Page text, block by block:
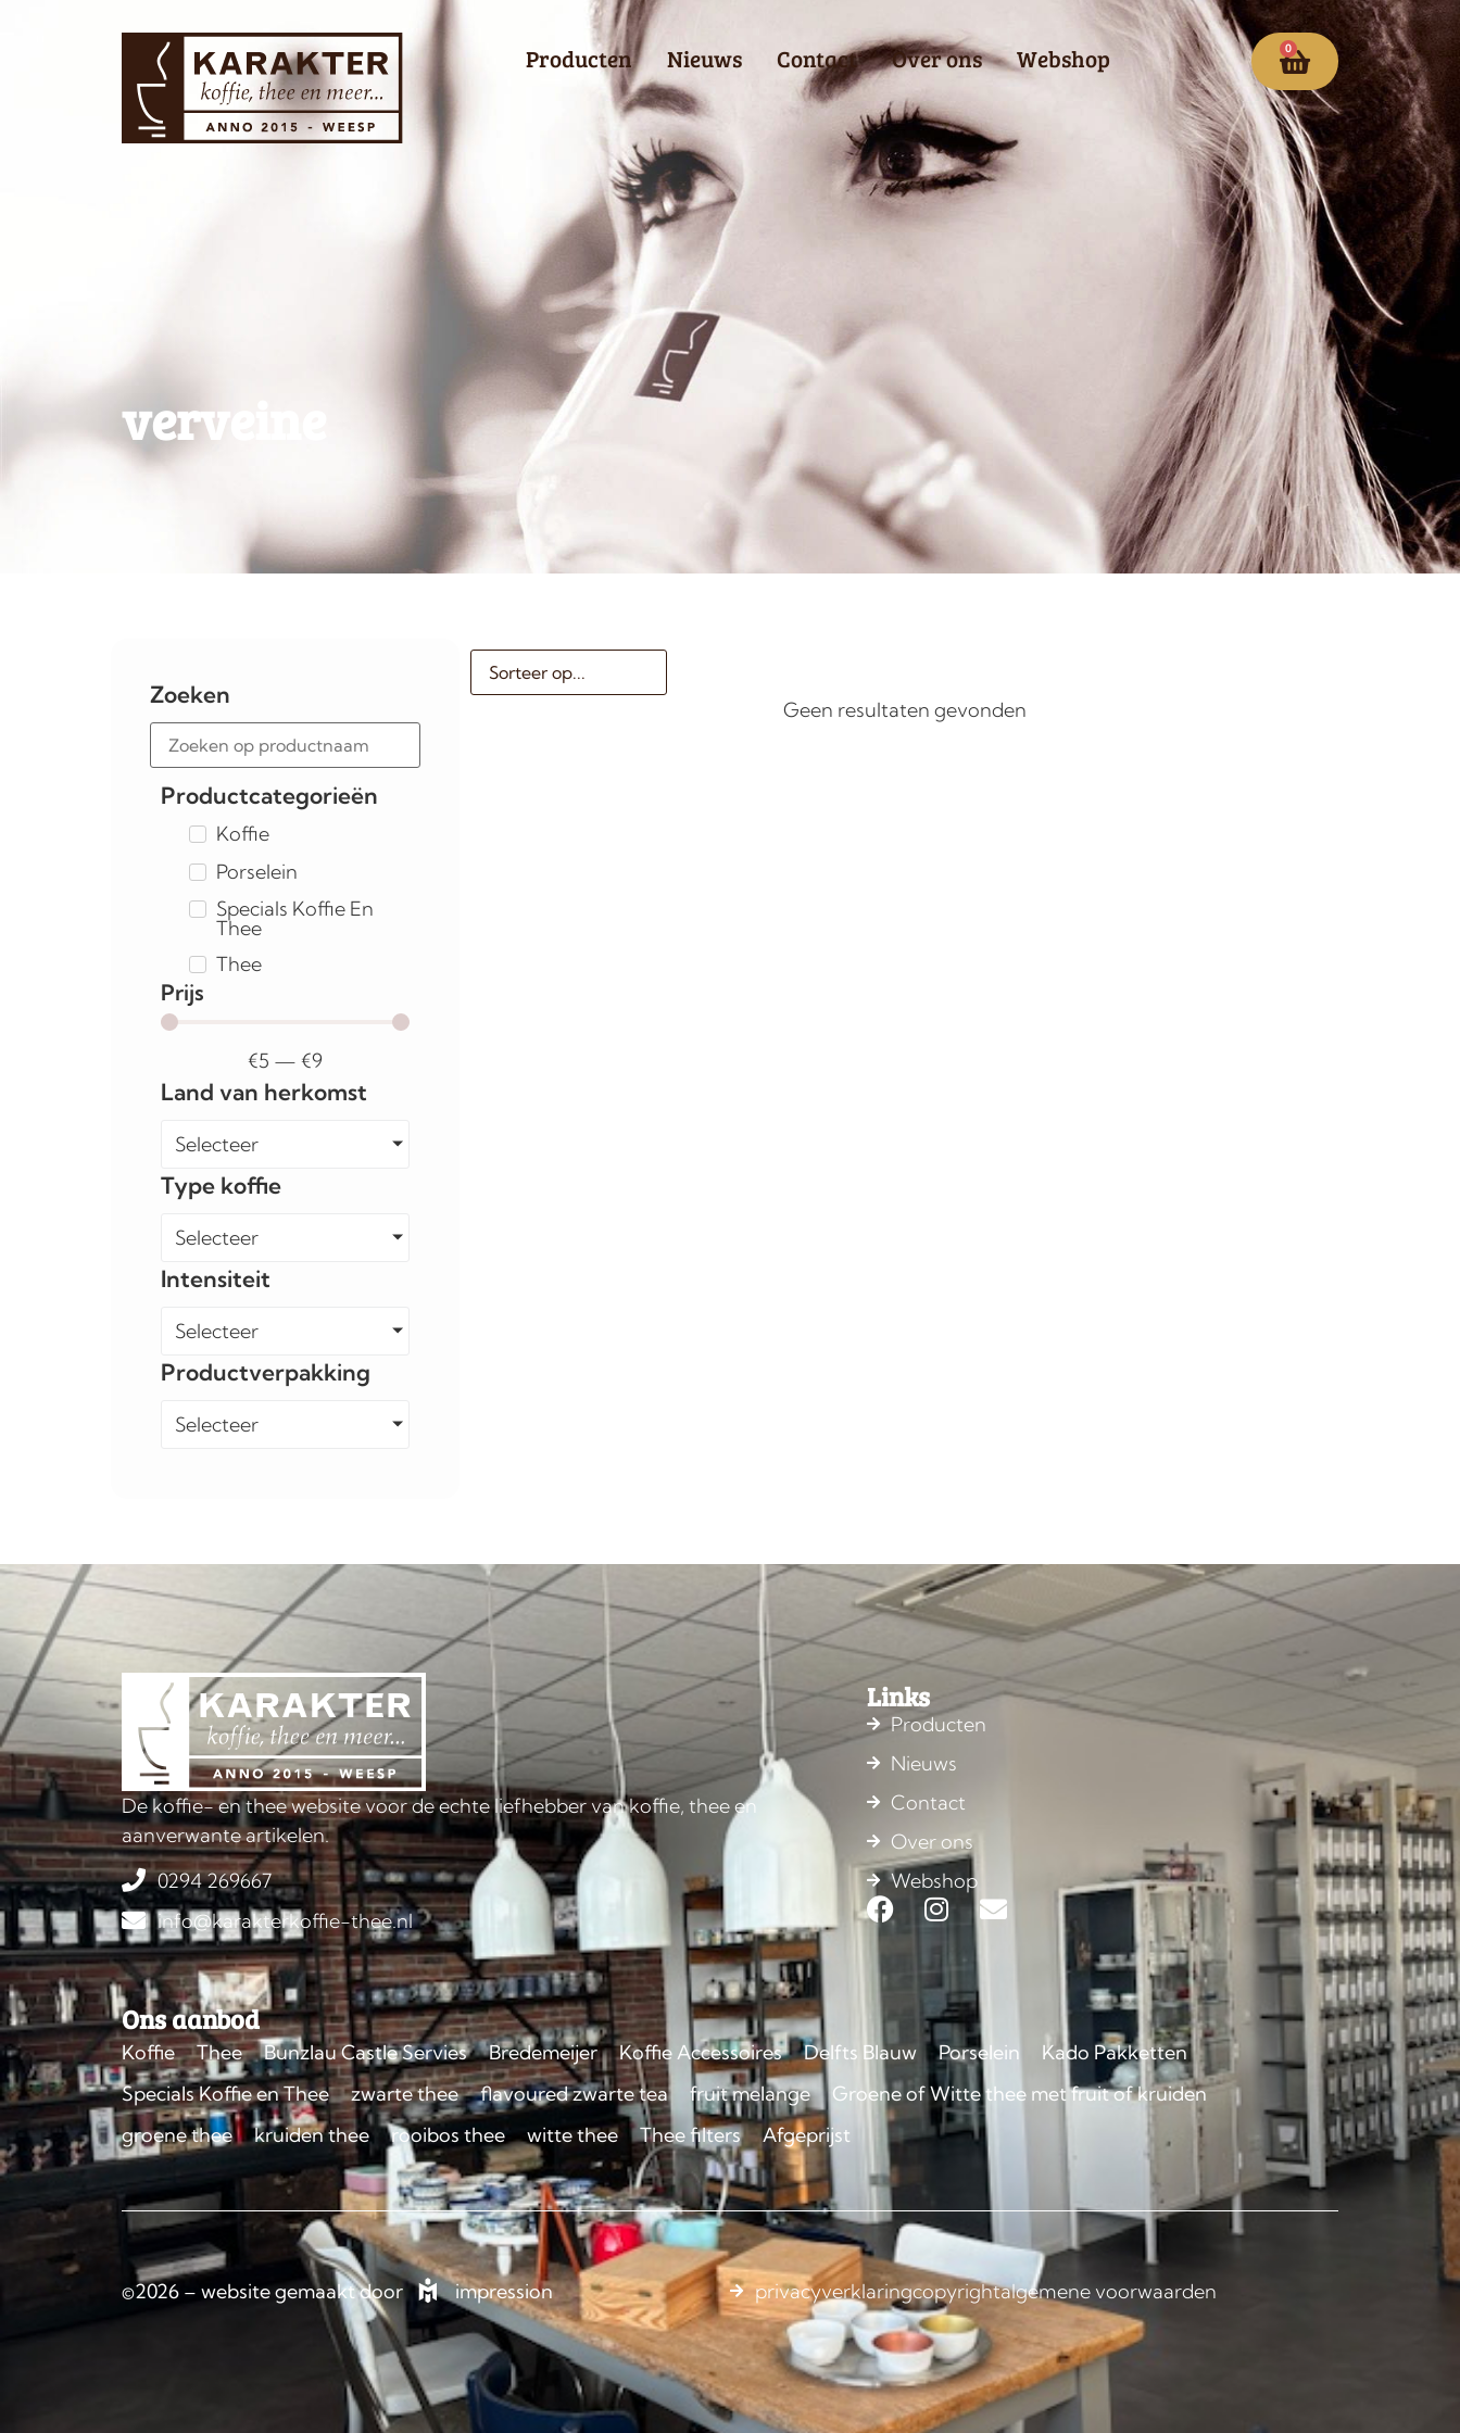
Producten Nieuws Contact Over ons Webshop 0
verveine
Zoeken
Productcategorieën
Koffie
Porselein
Specials Koffie En
Thee
Thee
Prijs
€5 —€9
Land van herkomst
Selecteer
Type koffie
Selecteer
Intensiteit
Selecteer
Productverpakking
Selecteer
Geen resultaten gevonden
De koffie- en thee website voor de echte liefhebber van koffie, thee en
aanverwante artikelen.
0294 269667
info@karakterkoffie-thee.nl
Links
Producten
Nieuws
Contact
Over ons
Webshop
Ons aanbod
Koffie Thee Bunzlau Castle Servies Bredemeijer Koffie Accessoires Delfts Blauw Porselein
Kado Pakketten
Specials Koffie en Thee
zwarte thee flavoured zwarte tea fruit melange
Groene of Witte thee met fruit of kruiden
groene thee
kruiden thee rooibos thee witte thee Thee filters Afgeprijst
©2026 – website gemaakt door impression privacyverklaringcopyrightalgemene voorwaarden